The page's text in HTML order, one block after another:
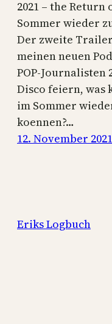
2021 – the
Sommer wieder
Der zweite
meinen neuen
POP-Journalisten
Disco feiern, was
im Sommer
koennen?…
12. November 2021
Eriks Logbuch